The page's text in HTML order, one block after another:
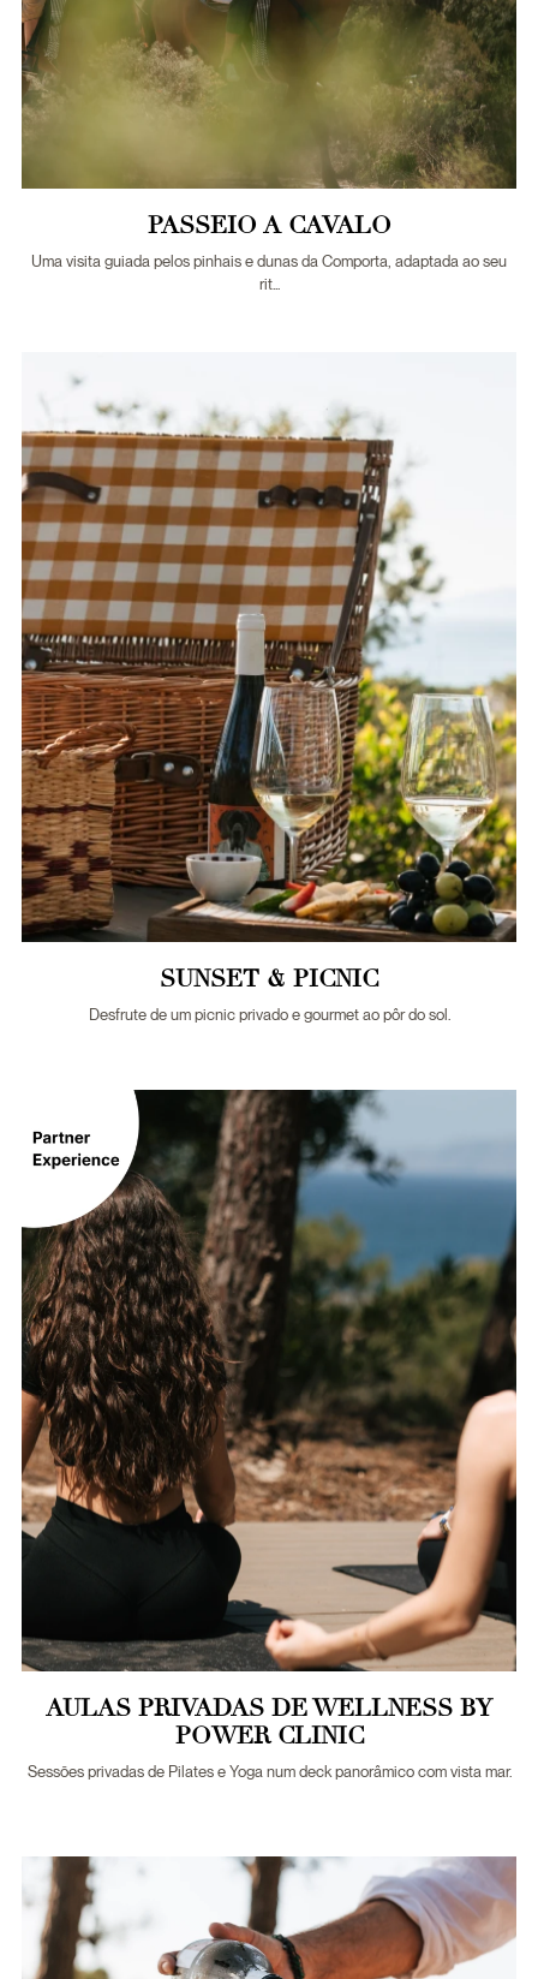
PASSEIO A CAVALO
Uma visita guiada pelos ​​pinhais e dunas da Comporta, adaptada ao seu
rit...
SUNSET & PICNIC
Desfrute de um picnic privado e gourmet ao pôr do sol.
AULAS PRIVADAS DE WELLNESS BY
POWER CLINIC
Sessões privadas de Pilates e Yoga num deck panorâmico com vista mar.